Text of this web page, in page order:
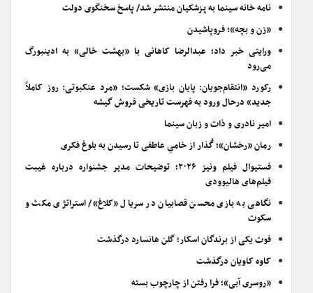
نامه خانه سینما به پزشکیان منتشر شد/ پاسخ سخنگوی دولت
«زن و بچه»؛ فروپاشیدن
ورایتی خبر داد؛ عبدالرضا کاهانی با «بهشت خالی» به ادینبورگ
می‌رود
رکورد «انتقام‌جویان: پایان بازی» شکست؛ «مرد عنکبوتی: روز کاملاً
جدید» درحال ورود به فهرست تاریخی فروش گیشه
امیر نادری و ذات و زبان سینما
رمان «رخشان»؛ گُذار از خامیِ عاطفی تا رسیدن به بلوغ فکری
فستیوال فیلم ونیز ۲۰۲۶؛ توضیحات مدیر جشنواره درباره غیبت
فیلم‌های هالیوودی
نگاهی به بازی محسن قصابیان در سریال «کلاغ»/ استراتژی مکث و
سکوت
فوت یکی از برندگان اسکار؛ گلن هانسارد درگذشت
کاوه کاویان درگذشت
«روسری آبی»؛ فرا رفتن از چارچوب بسته